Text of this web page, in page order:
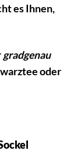
es Ihnen,
gradgenau
oder